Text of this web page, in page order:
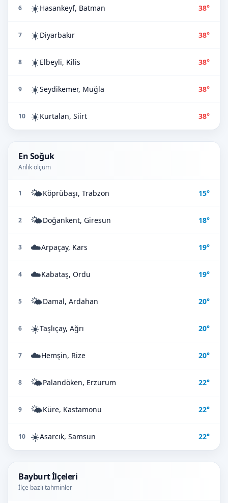
6 ☀️Hasankeyf, Batman 38°
7 ☀️Diyarbakır 38°
8 ☀️Elbeyli, Kilis 38°
9 ☀️Seydikemer, Muğla 38°
10 ☀️Kurtalan, Siirt 38°
En Soğuk
Anlık ölçüm
1 🌤️Köprübaşı, Trabzon 15°
2 🌤️Doğankent, Giresun 18°
3 ☁️Arpaçay, Kars 19°
4 ☁️Kabataş, Ordu 19°
5 🌤️Damal, Ardahan 20°
6 ☀️Taşlıçay, Ağrı 20°
7 ☁️Hemşin, Rize 20°
8 🌤️Palandöken, Erzurum 22°
9 🌤️Küre, Kastamonu 22°
10 ☀️Asarcık, Samsun 22°
Bayburt İlçeleri
İlçe bazlı tahminler